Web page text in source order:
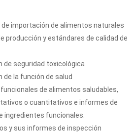
de importación de alimentos naturales
producción y estándares de calidad de
de seguridad toxicológica
de la función de salud
de alimentos saludables,
o cuantitativos e informes de
ingredientes funcionales.
y sus informes de inspección